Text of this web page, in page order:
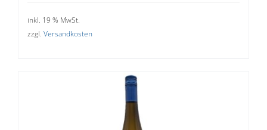
inkl. 19 % MwSt.
zzgl. Versandkosten